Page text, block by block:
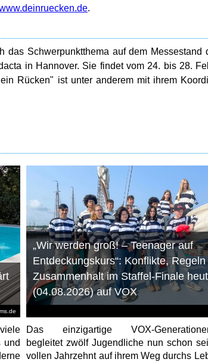
.
Schwerpunktthema auf dem Messestand
in Hannover. Sie findet vom 24. bis 28.
Rücken" ist unter anderem mit ihrem
und
„Wir werden groß! – Teenager auf
Entdeckungskurs“: Konflikte,
Zusammenhalt im Staffel-Finale
(04.08.2026) auf VOX
Das einzigartige VOX-
begleitet zwölf Jugendliche nun schon
vollen Jahrzehnt auf ihrem Weg durchs